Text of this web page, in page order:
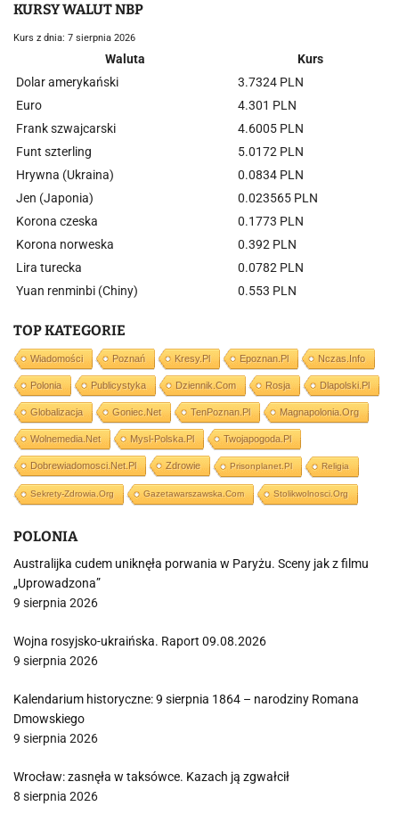
KURSY WALUT NBP
Kurs z dnia: 7 sierpnia 2026
Waluta
Kurs
Dolar amerykański
3.7324 PLN
Euro
4.301 PLN
Frank szwajcarski
4.6005 PLN
Funt szterling
5.0172 PLN
Hrywna (Ukraina)
0.0834 PLN
Jen (Japonia)
0.023565 PLN
Korona czeska
0.1773 PLN
Korona norweska
0.392 PLN
Lira turecka
0.0782 PLN
Yuan renminbi (Chiny)
0.553 PLN
TOP KATEGORIE
Wiadomości Poznań Kresy.pl Epoznan.pl Nczas.info
Polonia Publicystyka Dziennik.com Rosja Dlapolski.pl
Globalizacja Goniec.net TenPoznan.pl Magnapolonia.org
Wolnemedia.net Mysl-Polska.pl Twojapogoda.pl
Dobrewiadomosci.net.pl Zdrowie Prisonplanet.pl Religia
Sekrety-Zdrowia.org Gazetawarszawska.com Stolikwolnosci.org
POLONIA
Australijka cudem uniknęła porwania w Paryżu. Sceny jak z filmu
„Uprowadzona”
9 sierpnia 2026
Wojna rosyjsko-ukraińska. Raport 09.08.2026
9 sierpnia 2026
Kalendarium historyczne: 9 sierpnia 1864 – narodziny Romana
Dmowskiego
9 sierpnia 2026
Wrocław: zasnęła w taksówce. Kazach ją zgwałcił
8 sierpnia 2026